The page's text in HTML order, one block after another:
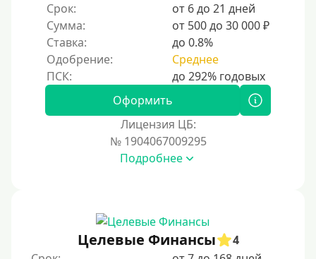
Срок:
от 6 до 21 дней
Сумма:
от 500 до 30 000 ₽
Ставка:
до 0.8%
Одобрение:
Среднее
Оформить
Лицензия ЦБ:
№ 1904067009295
Подробнее
Целевые Финансы
4